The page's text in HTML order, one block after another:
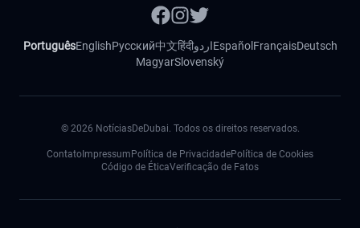
PortuguêsEnglishРусский中文हिंदीاردوEspañol FrançaisDeutsch
MagyarSlovenský
© 2026 NotíciasDeDubai. Todos os direitos reservados.
Contato Impressum Política de PrivacidadePolítica de Cookies
Código de ÉticaVerificação de Fatos